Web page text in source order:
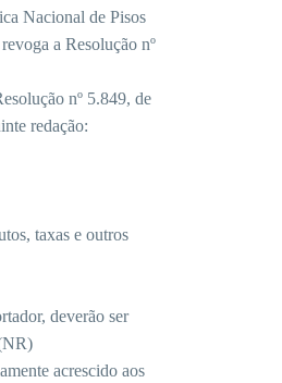
Nacional de Pisos
a Resolução nº
nº 5.849, de
redação:
taxas e outros
deverão ser
acrescido aos